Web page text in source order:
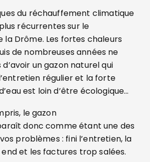
du réchauffement climatique
récurrentes sur le
Drôme. Les fortes chaleurs
de nombreuses années ne
un gazon naturel qui
régulier et la forte
est loin d’être écologique…
le gazon
donc comme étant une des
problèmes : fini l’entretien, la
et les factures trop salées.